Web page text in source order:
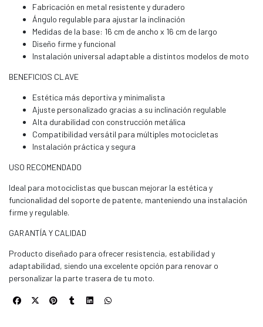
Fabricación en metal resistente y duradero
Ángulo regulable para ajustar la inclinación
Medidas de la base: 16 cm de ancho x 16 cm de largo
Diseño firme y funcional
Instalación universal adaptable a distintos modelos de moto
BENEFICIOS CLAVE
Estética más deportiva y minimalista
Ajuste personalizado gracias a su inclinación regulable
Alta durabilidad con construcción metálica
Compatibilidad versátil para múltiples motocicletas
Instalación práctica y segura
USO RECOMENDADO
Ideal para motociclistas que buscan mejorar la estética y
funcionalidad del soporte de patente, manteniendo una instalación
firme y regulable.
GARANTÍA Y CALIDAD
Producto diseñado para ofrecer resistencia, estabilidad y
adaptabilidad, siendo una excelente opción para renovar o
personalizar la parte trasera de tu moto.